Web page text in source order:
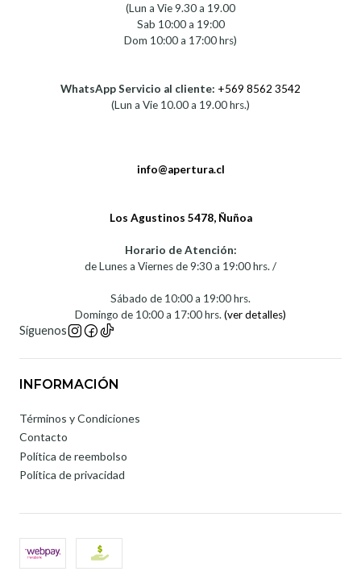
(Lun a Vie 9.30 a 19.00
Sab 10:00 a 19:00
Dom 10:00 a 17:00 hrs)
WhatsApp Servicio al cliente: +569 8562 3542
(Lun a Vie 10.00 a 19.00 hrs.)
info@apertura.cl
Los Agustinos 5478, Ñuñoa
Horario de Atención:
de Lunes a Viernes de 9:30 a 19:00 hrs. /
Sábado de 10:00 a 19:00 hrs.
Domingo de 10:00 a 17:00 hrs. (ver detalles)
Síguenos
INFORMACIÓN
Términos y Condiciones
Contacto
Política de reembolso
Política de privacidad